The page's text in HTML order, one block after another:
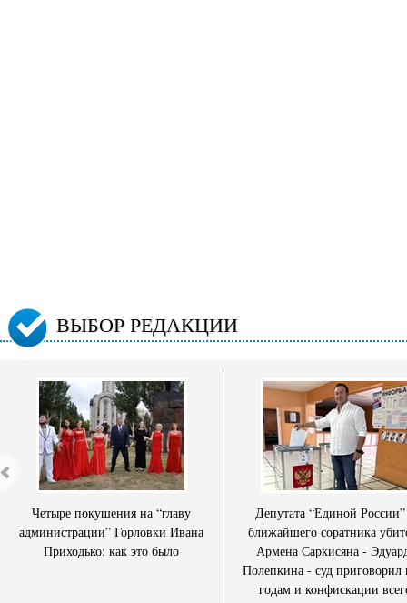
ВЫБОР РЕДАКЦИИ
Четыре покушения на “главу
администрации” Горловки Ивана
Приходько: как это было
Депутата “Единой
ближайшего соратника
Армена Саркисяна -
Полепкина - суд приговорил
годам и конфискации